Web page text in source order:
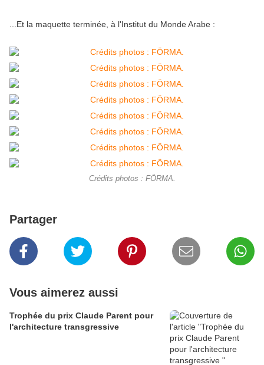
...Et la maquette terminée, à l'Institut du Monde Arabe :
Crédits photos : FÖRMA.
Partager
Vous aimerez aussi
Trophée du prix Claude Parent pour
l'architecture transgressive